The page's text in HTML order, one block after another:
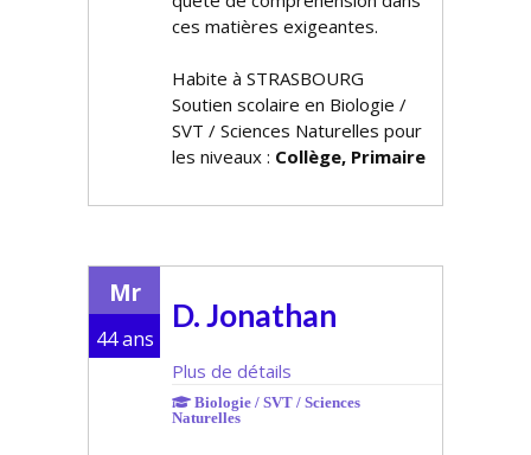
ces matières exigeantes.
Habite à STRASBOURG
Soutien scolaire en Biologie /
SVT / Sciences Naturelles pour
les niveaux : Collège, Primaire
Mr
44 ans
D. Jonathan
Plus de détails
Biologie / SVT / Sciences
Naturelles